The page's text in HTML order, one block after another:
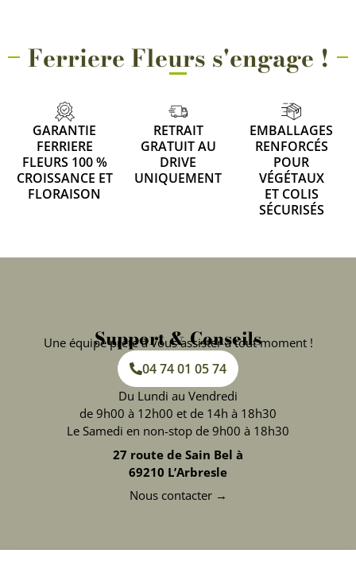
Ferriere Fleurs s'engage !
GARANTIE
FERRIERE
FLEURS 100 %
CROISSANCE ET
FLORAISON
RETRAIT
GRATUIT AU
DRIVE
UNIQUEMENT
EMBALLAGES
RENFORCÉS
POUR
VÉGÉTAUX
ET COLIS
SÉCURISÉS
Support & Conseils
Une équipe prête à vous assister à tout moment !
04 74 01 05 74
Du Lundi au Vendredi
de 9h00 à 12h00 et de 14h à 18h30
Le Samedi en non-stop de 9h00 à 18h30
27 route de Sain Bel à
69210 L’Arbresle
Nous contacter →